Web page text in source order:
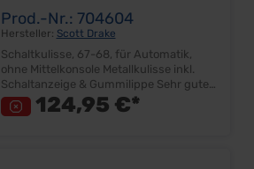
Prod.-Nr.: 704604
Hersteller: Scott Drake
Schaltkulisse, 67-68, für Automatik,
ohne Mittelkonsole Metallkulisse inkl.
Schaltanzeige & Gummilippe Sehr gute
Qualität Ersetzt Originalteil
Lieferumfang: Stück Preis: Pro Stück
124,95 €*